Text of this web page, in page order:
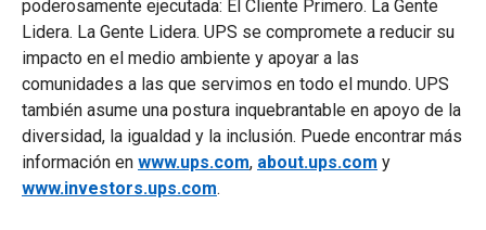
poderosamente ejecutada: El Cliente Primero. La Gente
Lidera. La Gente Lidera. UPS se compromete a reducir su
impacto en el medio ambiente y apoyar a las
comunidades a las que servimos en todo el mundo. UPS
también asume una postura inquebrantable en apoyo de la
diversidad, la igualdad y la inclusión. Puede encontrar más
información en www.ups.com, about.ups.com y
www.investors.ups.com.